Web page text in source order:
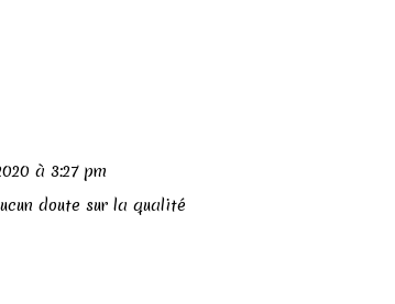
à 3:27 pm
doute sur la qualité